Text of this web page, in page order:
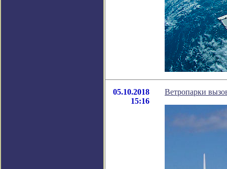
05.10.2018
15:16
Ветропарки